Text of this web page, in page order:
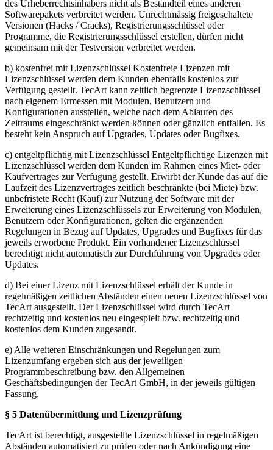
des Urheberrechtsinhabers nicht als Bestandteil eines anderen
Softwarepakets verbreitet werden. Unrechtmässig freigeschaltete
Versionen (Hacks / Cracks), Registrierungsschlüssel oder
Programme, die Registrierungsschlüssel erstellen, dürfen nicht
gemeinsam mit der Testversion verbreitet werden.
b) kostenfrei mit Lizenzschlüssel Kostenfreie Lizenzen mit
Lizenzschlüssel werden dem Kunden ebenfalls kostenlos zur
Verfügung gestellt. TecArt kann zeitlich begrenzte Lizenzschlüssel
nach eigenem Ermessen mit Modulen, Benutzern und
Konfigurationen ausstellen, welche nach dem Ablaufen des
Zeitraums eingeschränkt werden können oder gänzlich entfallen. Es
besteht kein Anspruch auf Upgrades, Updates oder Bugfixes.
c) entgeltpflichtig mit Lizenzschlüssel Entgeltpflichtige Lizenzen mit
Lizenzschlüssel werden dem Kunden im Rahmen eines Miet- oder
Kaufvertrages zur Verfügung gestellt. Erwirbt der Kunde das auf die
Laufzeit des Lizenzvertrages zeitlich beschränkte (bei Miete) bzw.
unbefristete Recht (Kauf) zur Nutzung der Software mit der
Erweiterung eines Lizenzschlüssels zur Erweiterung von Modulen,
Benutzern oder Konfigurationen, gelten die ergänzenden
Regelungen in Bezug auf Updates, Upgrades und Bugfixes für das
jeweils erworbene Produkt. Ein vorhandener Lizenzschlüssel
berechtigt nicht automatisch zur Durchführung von Upgrades oder
Updates.
d) Bei einer Lizenz mit Lizenzschlüssel erhält der Kunde in
regelmäßigen zeitlichen Abständen einen neuen Lizenzschlüssel von
TecArt ausgestellt. Der Lizenzschlüssel wird durch TecArt
rechtzeitig und kostenlos neu eingespielt bzw. rechtzeitig und
kostenlos dem Kunden zugesandt.
e) Alle weiteren Einschränkungen und Regelungen zum
Lizenzumfang ergeben sich aus der jeweiligen
Programmbeschreibung bzw. den Allgemeinen
Geschäftsbedingungen der TecArt GmbH, in der jeweils gültigen
Fassung.
§ 5 Datenübermittlung und Lizenzprüfung
TecArt ist berechtigt, ausgestellte Lizenzschlüssel in regelmäßigen
Abständen automatisiert zu prüfen oder nach Ankündigung eine